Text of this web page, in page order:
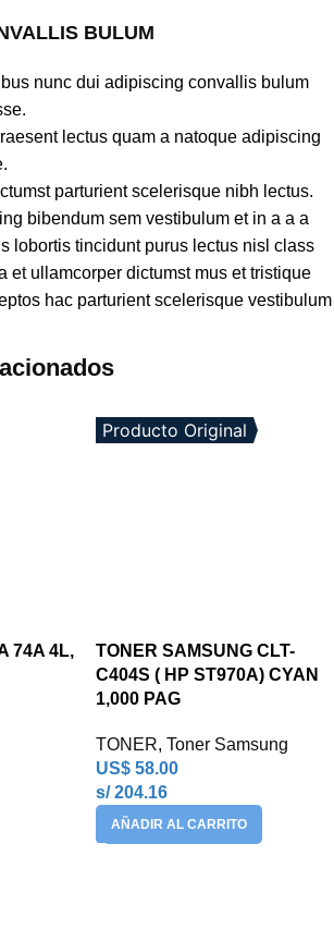
BULUM
nunc dui adipiscing convallis bulum
lectus quam a natoque adipiscing
parturient scelerisque nibh lectus.
bibendum sem vestibulum et in a a a
lobortis tincidunt purus lectus nisl class
et ullamcorper dictumst mus et tristique
hac parturient scelerisque vestibulum
74A 4L,
Producto Original
TONER SAMSUNG CLT-
C404S ( HP ST970A) CYAN
1,000 PAG
TONER, Toner Samsung
US$ 58.00
s/ 204.16
AÑADIR AL CARRITO